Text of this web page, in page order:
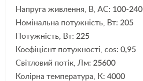
Напруга живлення, В, АС: 100-240
Номінальна потужність, Вт: 205
Потужність, Вт: 225
Коефіцієнт потужності, cos: 0,95
Світловий потік, Лм: 25600
Колірна температура, К: 4000